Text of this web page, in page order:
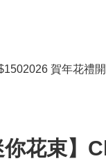
2026 賀年花禮
你花束】